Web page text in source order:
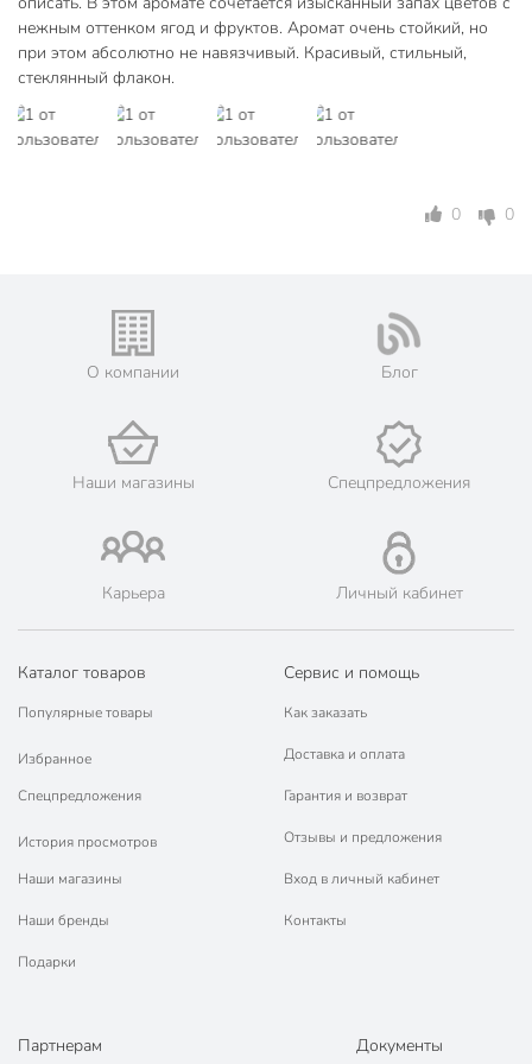
Техническая информация
Объем, мл
30 мл
Страна производства
Россия
жидкость
напольные
Электрический
механические
распылением
Запасной блок
без запасного
блока
диффузор
Назначение
для ванной и
комнаты
помещений
универсальный
Особенности
упаковка
неприятных
цитрус
нежным оттенком ягод и фруктов. Аромат очень стойкий, но
при этом абсолютно не навязчивый. Красивый, стильный,
стеклянный флакон.
0 0
О компании Блог
Наши магазины Спецпредложения
Карьера Личный кабинет
Каталог товаров
Популярные товары
Избранное
Спецпредложения
История просмотров
Наши магазины
Наши бренды
Подарки
Сервис и помощь
Как заказать
Доставка и оплата
Гарантия и возврат
Отзывы и предложения
Вход в личный кабинет
Контакты
Партнерам Документы